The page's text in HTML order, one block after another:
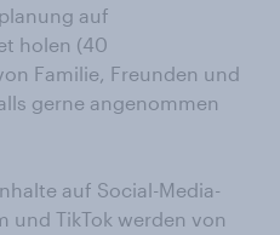
auf
holen (40
Familie, Freunden und
gerne angenommen
auf Social-Media-
und TikTok werden von